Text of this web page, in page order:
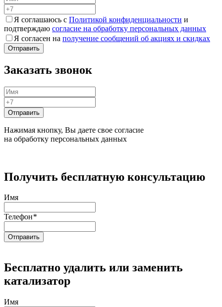
Я соглашаюсь с Политикой конфиденциальности и
подтверждаю согласие на обработку персональных данных
Я согласен на получение сообщений об акциях и скидках
Заказать звонок
Нажимая кнопку, Вы даете свое согласие
на обработку персональных данных
Получить бесплатную консультацию
Имя
Телефон*
Бесплатно удалить или заменить
катализатор
Имя